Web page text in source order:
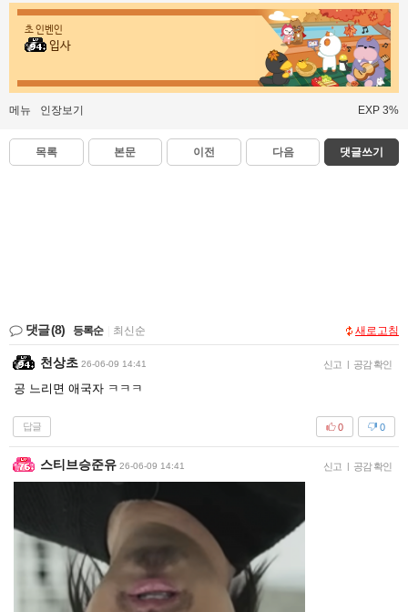
초 인벤인
입사
메뉴 인장보기 EXP 3%
목록 본문 이전 다음 댓글쓰기
댓글(8) 등록순 최신순 새로고침
천상초 26-06-09 14:41 신고 | 공감 확인
공 느리면 애국자 ㅋㅋㅋ
답글 0
0
스티브승준유 26-06-09 14:41 신고 | 공감 확인